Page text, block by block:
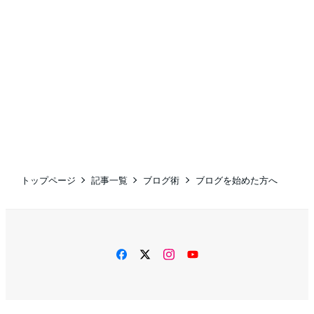
トップページ 記事一覧 ブログ術 ブログを始めた方へ
facebooktwitterinstagram
YouTube